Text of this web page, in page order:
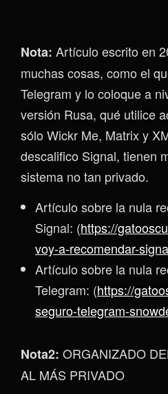
Nota: Artículo escrito en
muchas cosas, como el
Telegram y lo coloque a
versión Rusa, qué utilice
sólo Wickr Me, Matrix y
descalifico Signal, tienen
sistema no tan privado.
Artículo sobre la nula
Signal: (https://
voy-a-recomendar-
Artículo sobre la nula
Telegram: (https://
seguro-telegram-
Nota2: ORGANIZADO
AL MÁS PRIVADO